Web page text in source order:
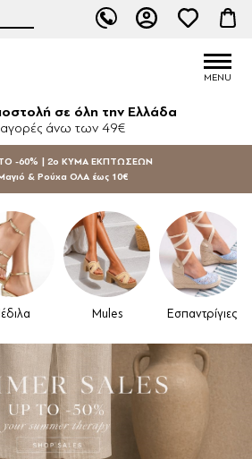
σε όλη την Ελλάδα
αγορές άνω των 49€
TO -60% | 2ο ΚΥΜΑ ΕΚΠΤΩΣΕΩΝ
& Ρούχα ΟΛΑ έως 10€
Mules Εσπαντρίγιες